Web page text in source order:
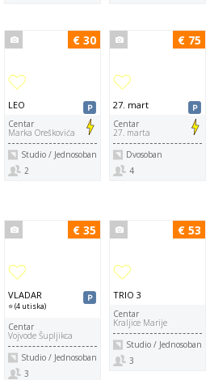
LEO
Centar
Marka Oreškovića
Studio / Jednosoban
2
€ 30
27. mart
Centar
27. marta
Dvosoban
4
€ 75
VLADAR
⭐ (4 utiska)
Centar
Vojvode Šupljikca
Studio / Jednosoban
3
€ 35
TRIO 3
Centar
Kraljice Marije
Studio / Jednosoban
3
€ 53